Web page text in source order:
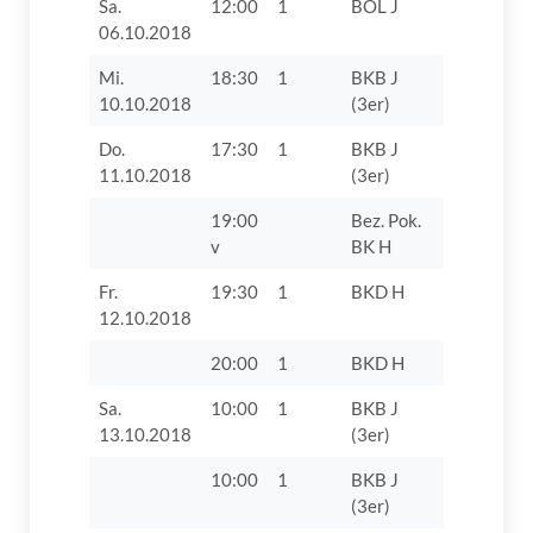
Sa.
06.10.2018
12:00 1 BOL J
Mi.
10.10.2018
18:30 1
BKB J
(3er)
Do.
11.10.2018
17:30 1
BKB J
(3er)
19:00
v
Bez. Pok.
BK H
Fr.
12.10.2018
19:30 1 BKD H
20:00 1 BKD H
Sa.
13.10.2018
10:00 1
BKB J
(3er)
10:00 1
BKB J
(3er)